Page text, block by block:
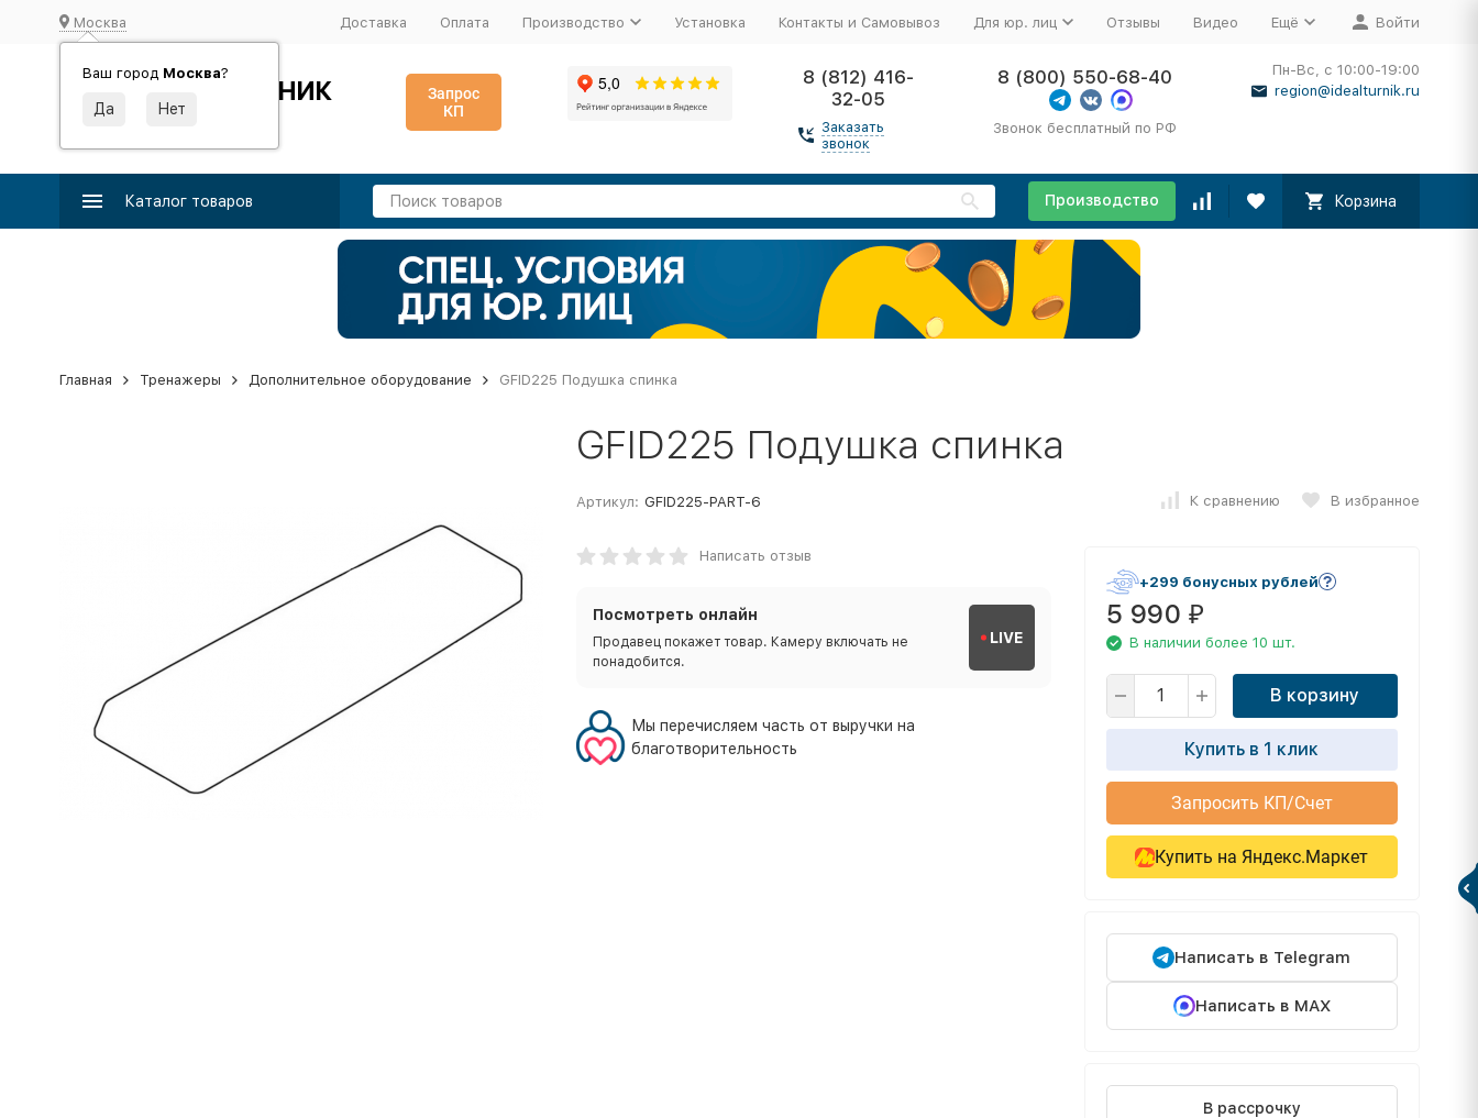
Москва
Ваш город Москва?
Доставка Оплата Производство Установка Контакты и Самовывоз Для юр. лиц Отзывы Видео Ещё Войти
ИДЕАЛЬНЫЙ ТУРНИК
Производство и поставка спортивного оборудования
Запрос
КП
8 (812) 416-
32-05
Заказать
звонок
8 (800) 550-68-40
Звонок бесплатный по РФ
Пн-Вс, с 10:00-19:00
region@idealturnik.ru
Каталог товаров Производство Корзина
Главная Тренажеры Дополнительное оборудование GFID225 Подушка спинка
GFID225 Подушка спинка
Артикул: GFID225-PART-6 К сравнению В избранное
Написать отзыв
Посмотреть онлайн
Продавец покажет товар. Камеру включать не
понадобится.
LIVE
Мы перечисляем часть от выручки на
благотворительность
+299 бонусных рублей
5 990 ₽
В наличии более 10 шт.
В корзину
Купить в 1 клик
Запросить КП/Счет
Купить на Яндекс.Маркет
Написать в Telegram
Написать в MAX
В рассрочку